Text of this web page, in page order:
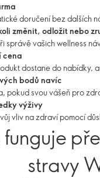
doručení bez dalších
změnit, odložit nebo
správě vašich wellness
cena
dostane do nabídky,
bodů navíc
pokud svou vášeň pro
výživy
vliv na zdraví pomocí
funguje
stravy